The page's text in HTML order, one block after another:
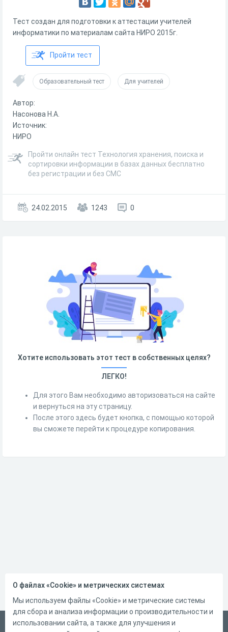
Тест создан для подготовки к аттестации учителей
информатики по материалам сайта НИРО 2015г.
Пройти тест
Образовательный тест Для учителей
Автор:
Насонова Н.А.
Источник:
НИРО
Пройти онлайн тест Технология хранения, поиска и
сортировки информации в базах данных бесплатно
без регистрации и без СМС
24.02.2015 1243 0
Хотите использовать этот тест в собственных целях?
ЛЕГКО!
Для этого Вам необходимо авторизоваться на сайте
и вернуться на эту страницу.
После этого здесь будет кнопка, с помощью которой
вы сможете перейти к процедуре копирования.
Русский
О файлах «Cookie» и метрических системах
Мы используем файлы «Cookie» и метрические системы
для сбора и анализа информации о производительности и
использовании сайта, а также для улучшения и